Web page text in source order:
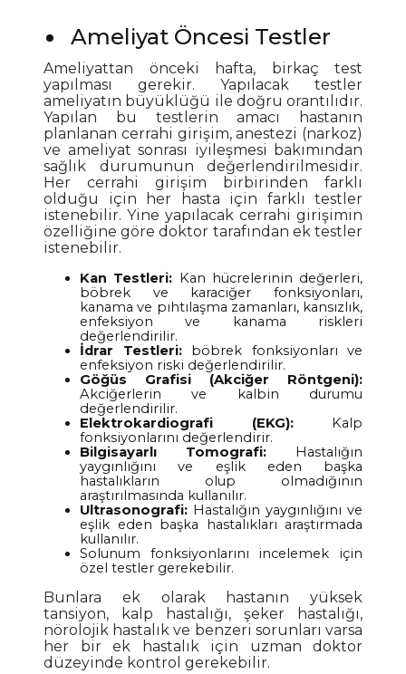
Ameliyat Öncesi Testler
Ameliyattan önceki hafta, birkaç test
yapılması gerekir. Yapılacak testler
ameliyatın büyüklüğü ile doğru orantılıdır.
Yapılan bu testlerin amacı hastanın
planlanan cerrahi girişim, anestezi (narkoz)
ve ameliyat sonrası iyileşmesi bakımından
sağlık durumunun değerlendirilmesidir.
Her cerrahi girişim birbirinden farklı
olduğu için her hasta için farklı testler
istenebilir. Yine yapılacak cerrahi girişimin
özelliğine göre doktor tarafından ek testler
istenebilir.
Kan Testleri: Kan hücrelerinin değerleri,
böbrek ve karaciğer fonksiyonları,
kanama ve pıhtılaşma zamanları, kansızlık,
enfeksiyon ve kanama riskleri
değerlendirilir.
İdrar Testleri:böbrek fonksiyonları ve
enfeksiyon riski değerlendirilir.
Göğüs Grafisi (Akciğer Röntgeni):
Akciğerlerin ve kalbin durumu
değerlendirilir.
Elektrokardiografi (EKG):Kalp
fonksiyonlarını değerlendirir.
Bilgisayarlı Tomografi: Hastalığın
yaygınlığını ve eşlik eden başka
hastalıkların olup olmadığının
araştırılmasında kullanılır.
Ultrasonografi: Hastalığın yaygınlığını ve
eşlik eden başka hastalıkları araştırmada
kullanılır.
Solunum fonksiyonlarını incelemek için
özel testler gerekebilir.
Bunlara ek olarak hastanın yüksek
tansiyon, kalp hastalığı, şeker hastalığı,
nörolojik hastalık ve benzeri sorunları varsa
her bir ek hastalık için uzman doktor
düzeyinde kontrol gerekebilir.